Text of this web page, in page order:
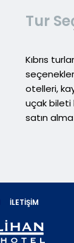
Tur
Kıbrıs
otelleri,
uçak bileti
satın
İLETIŞIM